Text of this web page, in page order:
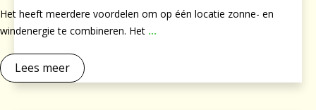
Het heeft meerdere voordelen om op één locatie zonne- en
windenergie te combineren. Het ...
Lees meer